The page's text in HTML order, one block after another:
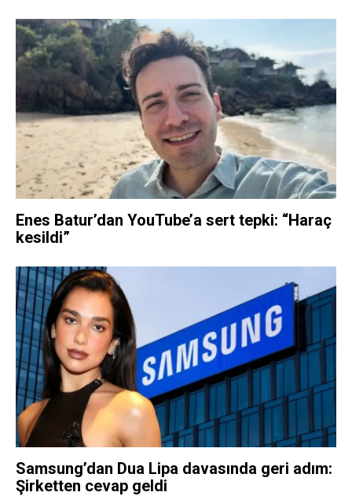
Enes Batur’dan YouTube’a sert tepki: “Haraç
kesildi”
Samsung’dan Dua Lipa davasında geri adım:
Şirketten cevap geldi